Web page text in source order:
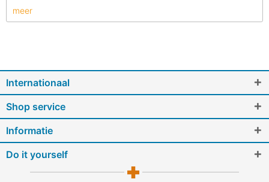
meer
Internationaal
Shop service
Informatie
Do it yourself